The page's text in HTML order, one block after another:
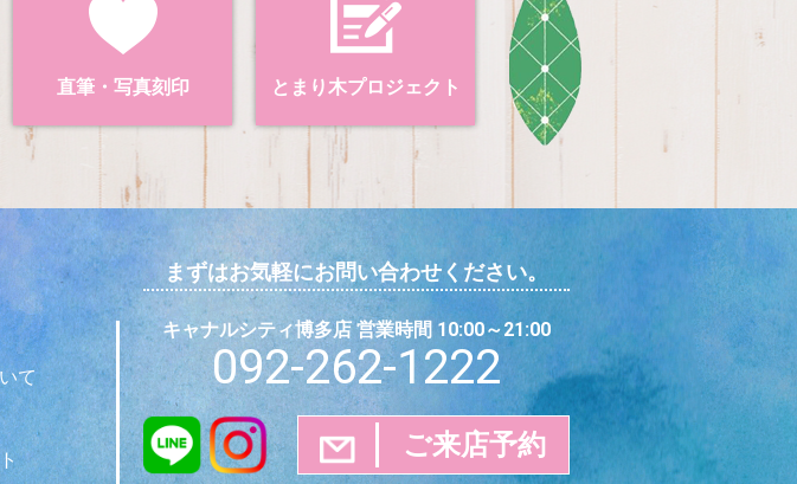
直筆・写真刻印 とまり木プロジェクト
て
まずはお気軽にお問い合わせください。
キャナルシティ博多店 営業時間 10:00～21:00
092-262-1222
ご来店予約